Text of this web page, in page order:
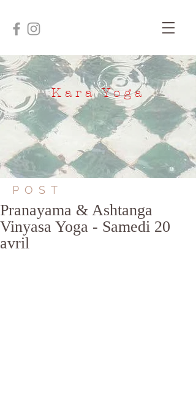
Kara Yoga
POST
Pranayama & Ashtanga
Vinyasa Yoga - Samedi 20
avril